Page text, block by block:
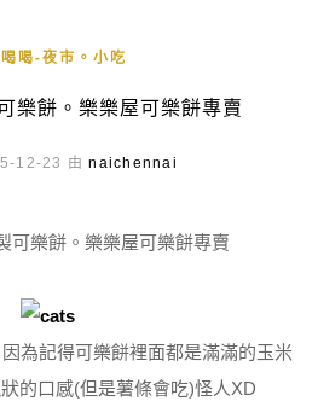
喝-夜市。小吃
樂餅。樂樂屋可樂餅專賣
12-23 由naichennai
為記得可樂餅裡面都是滿滿的玉米
的口感(但是薯條會吃)怪人XD